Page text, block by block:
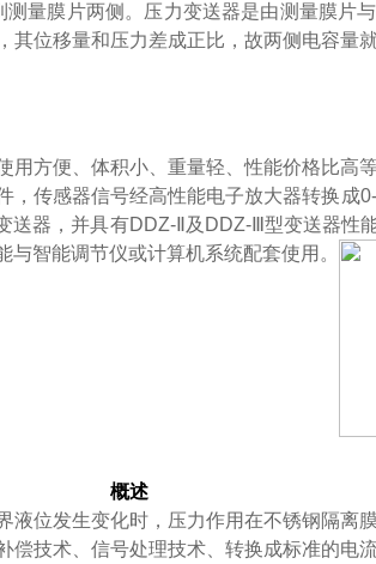
测量膜片两侧。压力变送器是由测量膜
其位移量和压力差成正比，故两侧电容量
便、体积小、重量轻、性能价格比
，传感器信号经高性能电子放大器转换成
送器，并具有DDZ-Ⅱ及DDZ-Ⅲ型变送器性能
与智能调节仪或计算机系统配套使用。
概述
位发生变化时，压力作用在不锈钢隔离
术、信号处理技术、转换成标准的电